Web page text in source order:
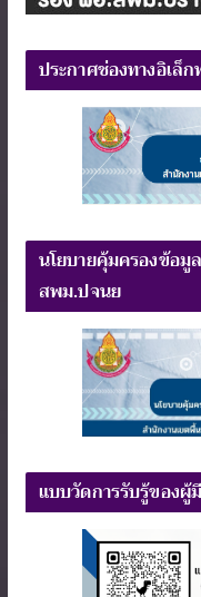
ประกาศช่องทางอิเล็
นโยบายคุ้มครองข้อ
สพม.ปจนย
แบบวัดการรับรู้ของผู้